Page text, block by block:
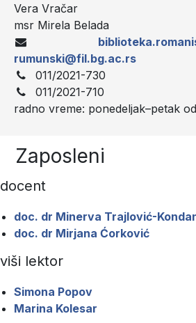
Vera Vračar
msr Mirela Belada
rumunski@fil.bg.ac.rs
011/2021-730
011/2021-710
radno vreme: ponedeljak–petak
Zaposleni
docent
doc. dr Minerva Trajlović-
doc. dr Mirjana Ćorković
viši lektor
Simona Popov
Marina Kolesar